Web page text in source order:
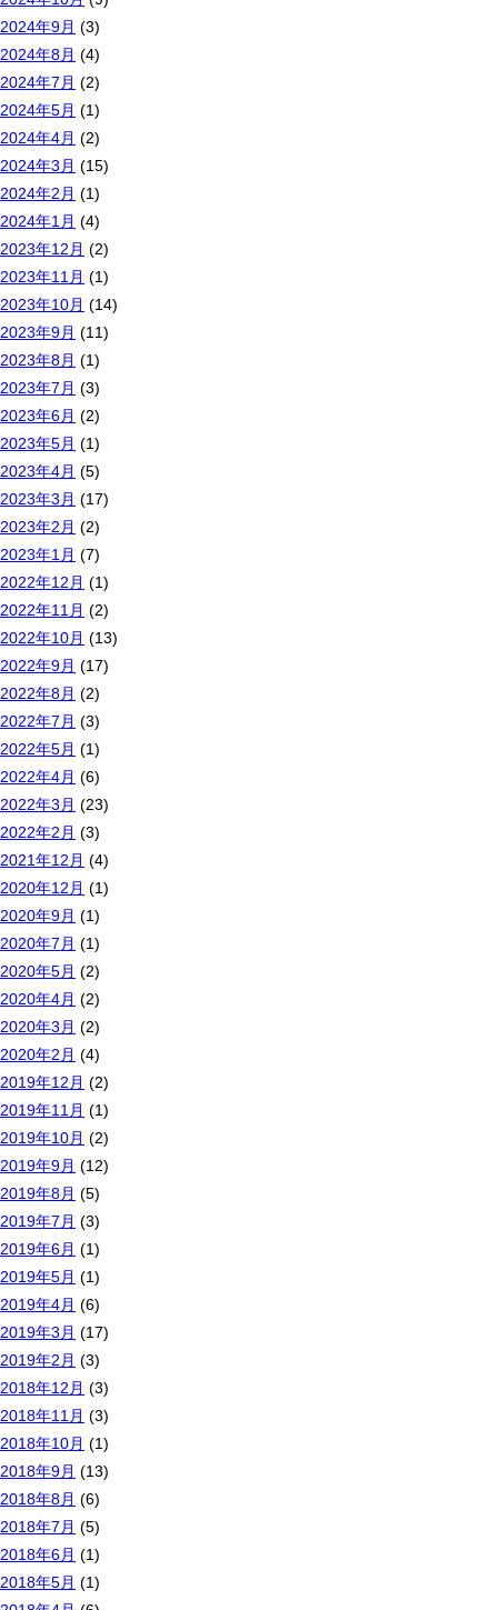
2024年9月 (3)
2024年8月 (4)
2024年7月 (2)
2024年5月 (1)
2024年4月 (2)
2024年3月 (15)
2024年2月 (1)
2024年1月 (4)
2023年12月 (2)
2023年11月 (1)
2023年10月 (14)
2023年9月 (11)
2023年8月 (1)
2023年7月 (3)
2023年6月 (2)
2023年5月 (1)
2023年4月 (5)
2023年3月 (17)
2023年2月 (2)
2023年1月 (7)
2022年12月 (1)
2022年11月 (2)
2022年10月 (13)
2022年9月 (17)
2022年8月 (2)
2022年7月 (3)
2022年5月 (1)
2022年4月 (6)
2022年3月 (23)
2022年2月 (3)
2021年12月 (4)
2020年12月 (1)
2020年9月 (1)
2020年7月 (1)
2020年5月 (2)
2020年4月 (2)
2020年3月 (2)
2020年2月 (4)
2019年12月 (2)
2019年11月 (1)
2019年10月 (2)
2019年9月 (12)
2019年8月 (5)
2019年7月 (3)
2019年6月 (1)
2019年5月 (1)
2019年4月 (6)
2019年3月 (17)
2019年2月 (3)
2018年12月 (3)
2018年11月 (3)
2018年10月 (1)
2018年9月 (13)
2018年8月 (6)
2018年7月 (5)
2018年6月 (1)
2018年5月 (1)